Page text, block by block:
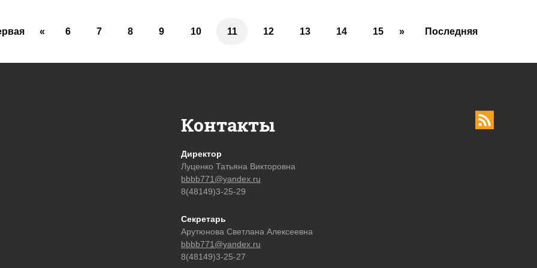
« 6 7 8 9 10 11 12 13 14 15 » Последняя
Контакты
Директор
Луценко Татьяна Викторовна
bbbb771@yandex.ru
8(48149)3-25-29
Секретарь
Арутюнова Светлана Алексеевна
bbbb771@yandex.ru
8(48149)3-25-27